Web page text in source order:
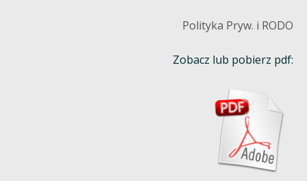
Polityka Pryw. i RODO
Zobacz lub pobierz pdf: